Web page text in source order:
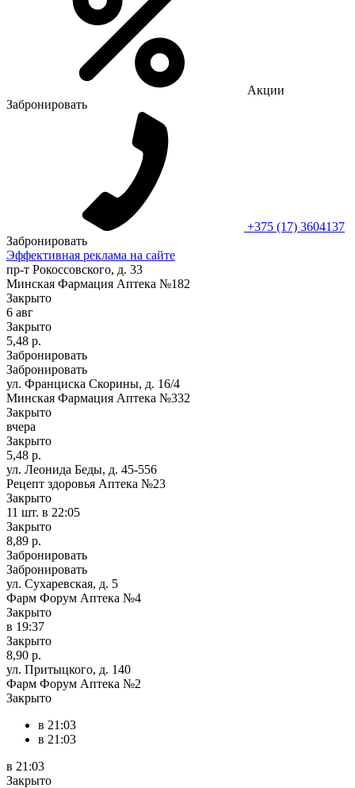
Акции
Забронировать
+375 (17) 3604137
Забронировать
Эффективная реклама на сайте
пр-т Рокоссовского, д. 33
Минская Фармация Аптека №182
Закрыто
6 авг
Закрыто
5,48 р.
Забронировать
Забронировать
ул. Франциска Скорины, д. 16/4
Минская Фармация Аптека №332
Закрыто
вчера
Закрыто
5,48 р.
ул. Леонида Беды, д. 45-556
Рецепт здоровья Аптека №23
Закрыто
11 шт. в 22:05
Закрыто
8,89 р.
Забронировать
Забронировать
ул. Сухаревская, д. 5
Фарм Форум Аптека №4
Закрыто
в 19:37
Закрыто
8,90 р.
ул. Притыцкого, д. 140
Фарм Форум Аптека №2
Закрыто
в 21:03
в 21:03
в 21:03
Закрыто